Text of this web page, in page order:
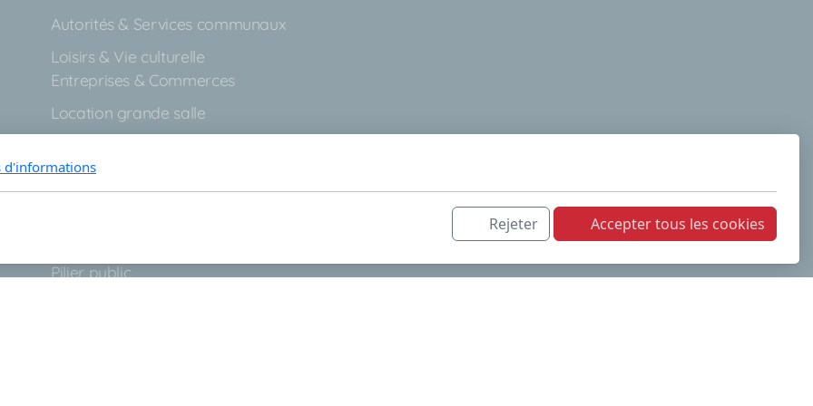
Autorités & Services communaux
Loisirs & Vie culturelle
Entreprises & Commerces
Location grande salle
Archives
Pilier public
d'informations
Rejeter Accepter tous les cookies